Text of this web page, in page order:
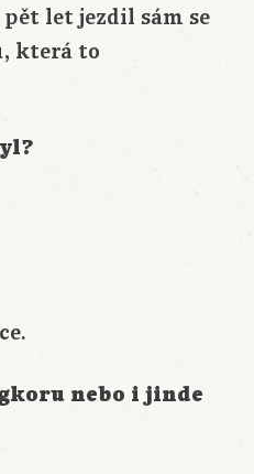
let jezdil sám se
která to
nebo i jinde